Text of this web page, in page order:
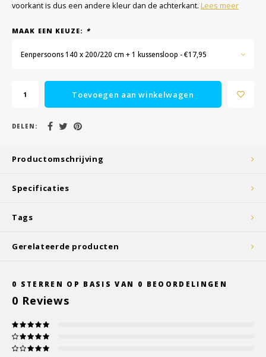
voorkant is dus een andere kleur dan de achterkant. Lees meer
MAAK EEN KEUZE: *
Eenpersoons 140 x 200/220 cm + 1 kussensloop - €17,95
Toevoegen aan winkelwagen
DELEN:
Productomschrijving
Specificaties
Tags
Gerelateerde producten
0 STERREN OP BASIS VAN 0 BEOORDELINGEN
0 Reviews